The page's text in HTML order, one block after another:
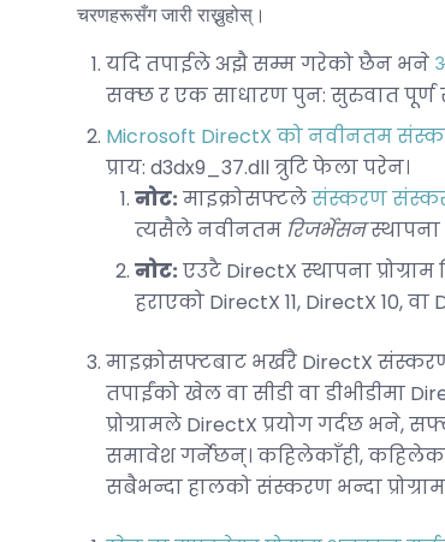
चरणहरूसँग जारी राख्नुहोस्।
यदि तपाईले अझै सम्म गरेको छैन भने
सक्छ र एक साधारण पुन: सुरुवात पूर्ण
Microsoft DirectX को नवीनतम
प्राय: d3dx9_37.dll त्रुटि फेला परेन।
नोट: माइक्रोसफ्टलेसंस्करण
त्यसैले नवीनतम रिजर्भेसनस्थापना
नोट: एउटै DirectX स्थापना प्रोग्राम
हराएको DirectX 11, DirectX 10,
माइक्रोसफ्टबाट भर्खरै DirectX
तपाईंको खेल वा सीडी वा डीभीडीमा
प्रोग्रामले DirectX प्रयोग गर्दछ भने,
समावेश गर्नेछन्। कहिलेकाँही,
सबैभन्दा हालको संस्करण भन्दा